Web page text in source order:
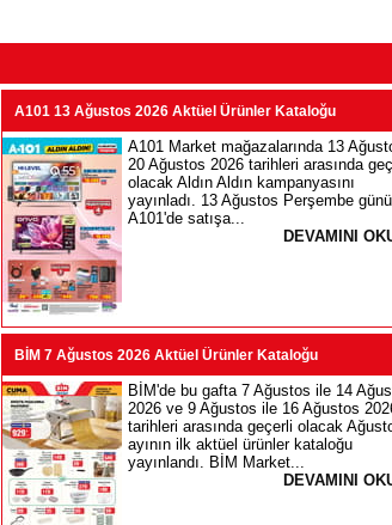
A101 13 Ağustos 2026 Aktüel Ürünler Kataloğu
A101 Market mağazalarında 13
20 Ağustos 2026 tarihleri arasında
olacak Aldın Aldın kampanyasını
yayınladı. 13 Ağustos Perşembe günü
A101'de satışa...
DEVAMINI
BİM 7 Ağustos 2026 Aktüel Ürünler Kataloğu
BİM'de bu gafta 7 Ağustos ile 14
2026 ve 9 Ağustos ile 16 Ağustos
tarihleri arasında geçerli olacak
ayının ilk aktüel ürünler kataloğu
yayınlandı. BİM Market...
DEVAMINI